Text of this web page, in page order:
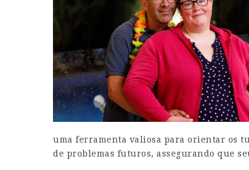
uma ferramenta valiosa para orientar os
de problemas futuros, assegurando que